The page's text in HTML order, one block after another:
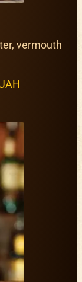
vermouth